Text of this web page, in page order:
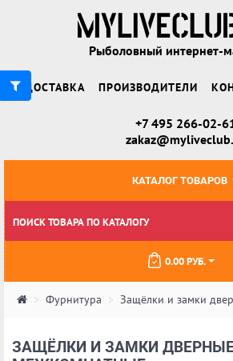
Рыболовный интернет-
ДОСТАВКА ПРОИЗВОДИТЕЛИ
+7 495 266-02-
КАТАЛОГ ТОВАРОВ
0.00 РУБ.
Фурнитура Защёлки и замки
ЗАЩЁЛКИ И ЗАМКИ